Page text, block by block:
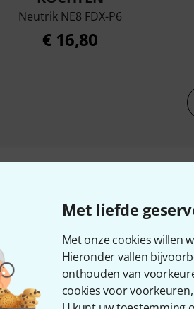
Met liefde
Met onze cookies willen
Hieronder vallen
onthouden van
cookies voor
Neutrik NE8 FDX-P6
€ 16,80